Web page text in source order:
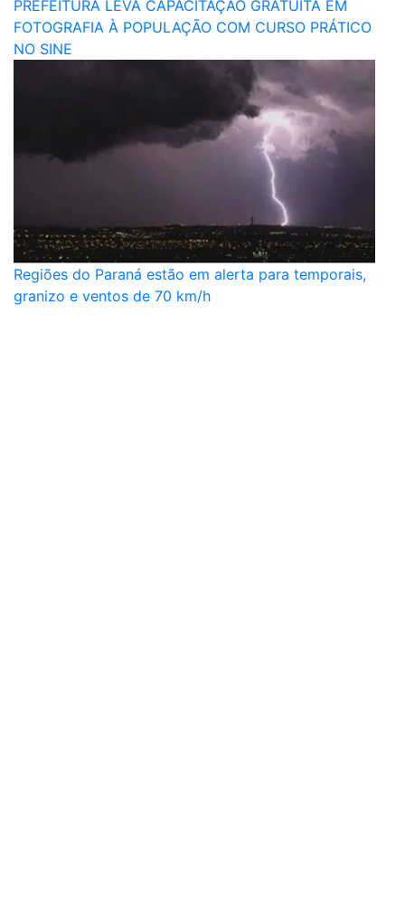
PREFEITURA LEVA CAPACITAÇÃO GRATUITA EM
FOTOGRAFIA À POPULAÇÃO COM CURSO PRÁTICO
NO SINE
Regiões do Paraná estão em alerta para temporais,
granizo e ventos de 70 km/h